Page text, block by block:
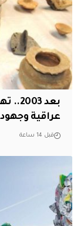
عراقية
قبل 14 ساعة